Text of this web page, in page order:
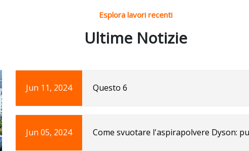
Esplora lavori recenti
Ultime Notizie
Jun 11, 2024 Questo 6
Jun 05, 2024 Come svuotare l'aspirapolvere Dyson: